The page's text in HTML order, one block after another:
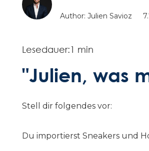
Author: Julien Savioz
Lesedauer:1 min
"Julien, was
Stell dir folgendes vor:
Du importierst Sneakers und